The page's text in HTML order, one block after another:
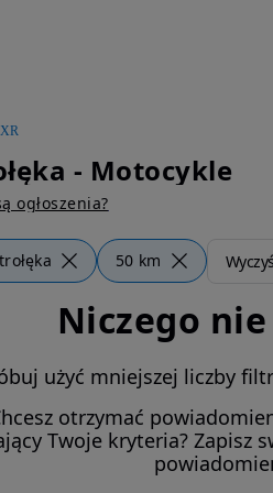
- Motocykle
ogłoszenia?
50 km
Niczego
użyć mniejszej liczby
otrzymać
Twoje kryteria? Zapisz